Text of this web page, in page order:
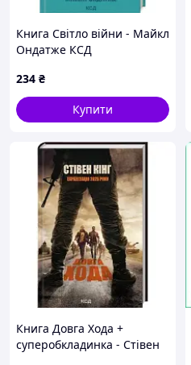
Книга Світло війни - Майкл
Ондатже КСД
234 ₴
Купити
Книга Довга Хода +
суперобкладинка - Стівен